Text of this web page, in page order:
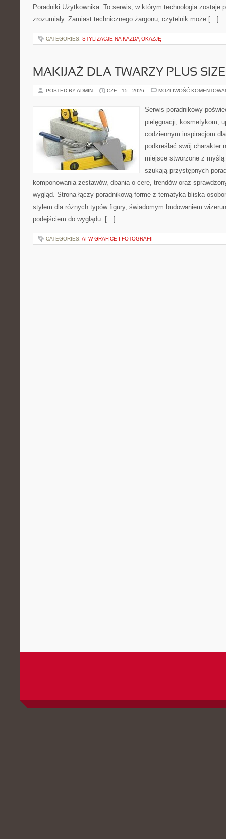
Poradniki Użytkownika. To serwis, w którym technologia zostaje
zrozumiały. Zamiast technicznego żargonu, czytelnik może […]
CATEGORIES: STYLIZACJE NA KAŻDĄ OKAZJĘ
MAKIJAŻ DLA TWARZY PLUS SIZE
POSTED BY ADMIN CZE - 15 - 2026 MOŻLIWOŚĆ
Serwis poradnikowy
pielęgnacji, kosmetykom,
codziennym inspiracjom
podkreślać swój charakter
miejsce stworzone z
szukają przystępnych
komponowania zestawów, dbania o cerę, trendów oraz
wygląd. Strona łączy poradnikową formę z tematyką bliską
stylem dla różnych typów figury, świadomym budowaniem
podejściem do wyglądu. […]
CATEGORIES: AI W GRAFICE I FOTOGRAFII